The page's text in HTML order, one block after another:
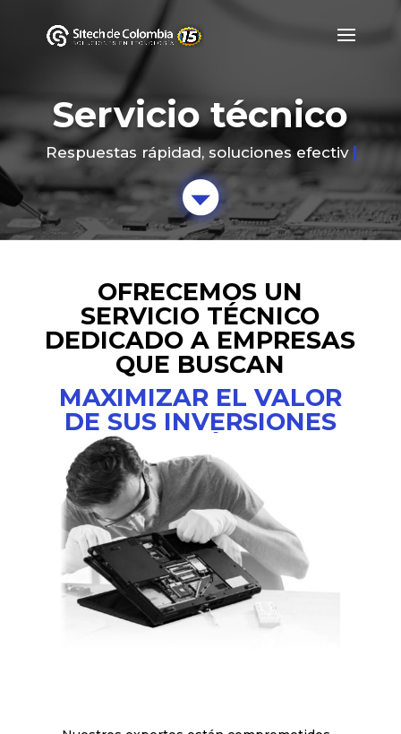
Servicio técnico
Respuestas rápidad, soluciones efectivas
OFRECEMOS UN
SERVICIO TÉCNICO
DEDICADO A EMPRESAS
QUE BUSCAN
MAXIMIZAR EL VALOR
DE SUS INVERSIONES
TECNOLÓGICAS